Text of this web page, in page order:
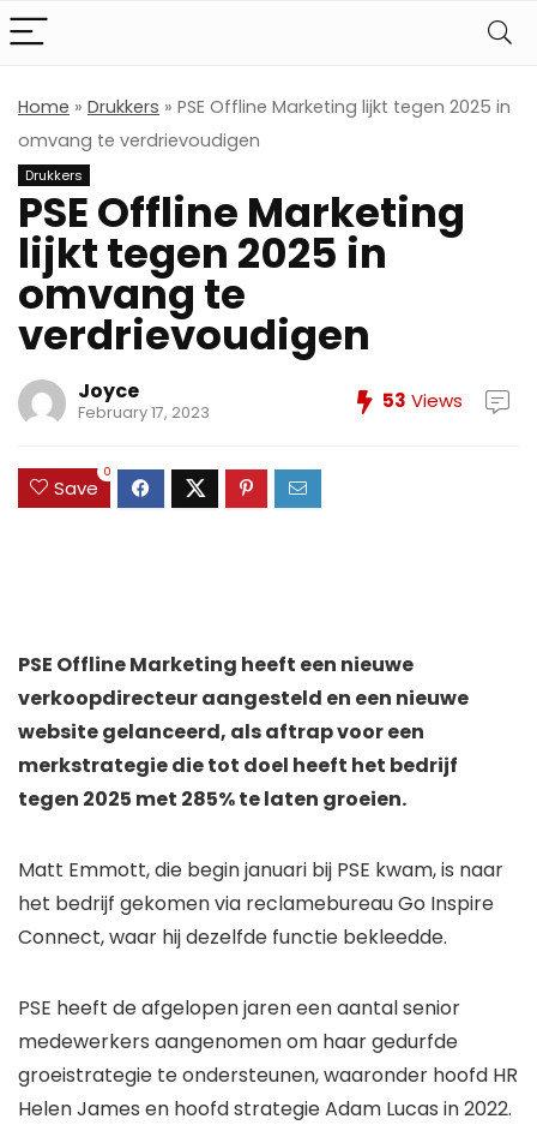
Home » Drukkers » PSE Offline Marketing lijkt tegen 2025 in
omvang te verdrievoudigen
Drukkers
PSE Offline Marketing
lijkt tegen 2025 in
omvang te
verdrievoudigen
Joyce
February 17, 2023 53 Views
Save
0
PSE Offline Marketing heeft een nieuwe
verkoopdirecteur aangesteld en een nieuwe
website gelanceerd, als aftrap voor een
merkstrategie die tot doel heeft het bedrijf
tegen 2025 met 285% te laten groeien.
Matt Emmott, die begin januari bij PSE kwam, is naar
het bedrijf gekomen via reclamebureau Go Inspire
Connect, waar hij dezelfde functie bekleedde.
PSE heeft de afgelopen jaren een aantal senior
medewerkers aangenomen om haar gedurfde
groeistrategie te ondersteunen, waaronder hoofd HR
Helen James en hoofd strategie Adam Lucas in 2022.